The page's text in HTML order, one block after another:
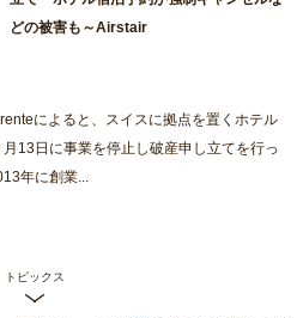
どの被害も～Airstair
によると、スイスに拠点を置くホテル
13日に事業を停止し破産申し立てを行っ
年に創業...
トピックス